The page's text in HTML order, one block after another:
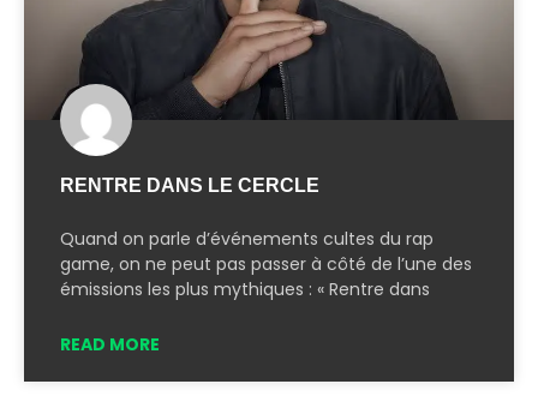
RENTRE DANS LE CERCLE
Quand on parle d’événements cultes du rap
game, on ne peut pas passer à côté de l’une des
émissions les plus mythiques : « Rentre dans
READ MORE